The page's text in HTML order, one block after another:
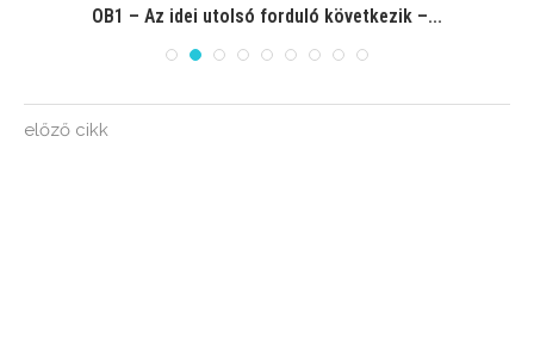
OB1 – Az idei utolsó forduló következik –...
előző cikk